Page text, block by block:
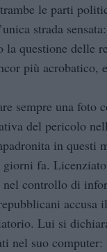
le parti
strada
questione delle
più acrobatico,
sempre una foto
del pericolo
in questi
fa.
controllo di
accusa
Lui si
nel suo